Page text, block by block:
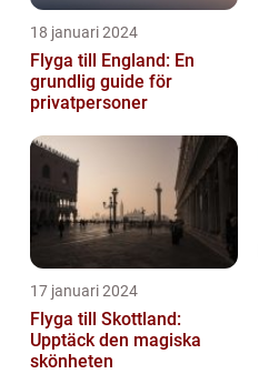
18 januari 2024
Flyga till England: En
grundlig guide för
privatpersoner
17 januari 2024
Flyga till Skottland:
Upptäck den magiska
skönheten